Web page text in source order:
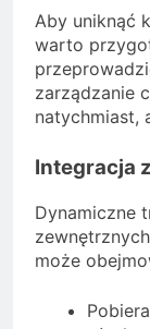
Aby uniknąć
warto
zarządzanie
natychmiast,
Integracja
Dynamiczne
może